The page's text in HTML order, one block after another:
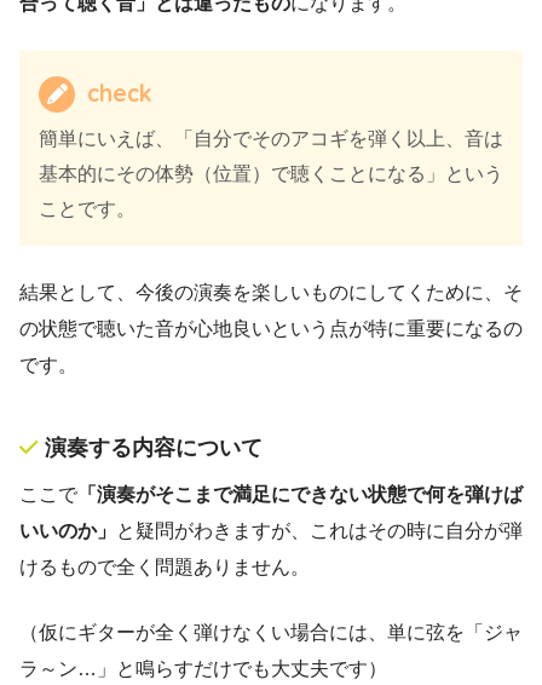
check
簡単にいえば、「自分でそのアコギを弾く以上、音は
基本的にその体勢（位置）で聴くことになる」という
ことです。
結果として、今後の演奏を楽しいものにしてくために、そ
の状態で聴いた音が心地良いという点が特に重要になるの
です。
演奏する内容について
ここで 「演奏がそこまで満足にできない状態で何を弾けば
いいのか」 と疑問がわきますが、これはその時に自分が弾
けるもので全く問題ありません。
（仮にギターが全く弾けなくい場合には、単に弦を「ジャ
ラ～ン…」と鳴らすだけでも大丈夫です）